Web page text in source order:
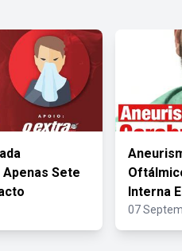
Apenas Sete
Interna
07